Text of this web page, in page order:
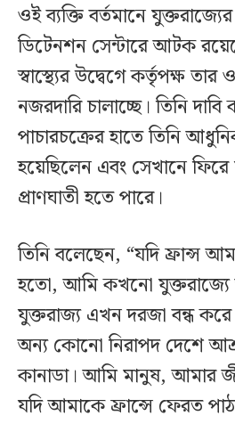
ওই ব্যক্তি বর্তমানে
ডিটেনশন সেন্টারে আটক
স্বাস্থ্যের উদ্বেগে কর্তৃপক্ষ তার
নজরদারি চালাচ্ছে। তিনি
পাচারচক্রের হাতে তিনি
হয়েছিলেন এবং সেখানে
প্রাণঘাতী হতে পারে।
তিনি বলেছেন, “যদি ফ্রান্স
হতো, আমি কখনো
যুক্তরাজ্য এখন দরজা বন্ধ
অন্য কোনো নিরাপদ দেশে
কানাডা। আমি মানুষ, আমার
যদি আমাকে ফ্রান্সে ফেরত